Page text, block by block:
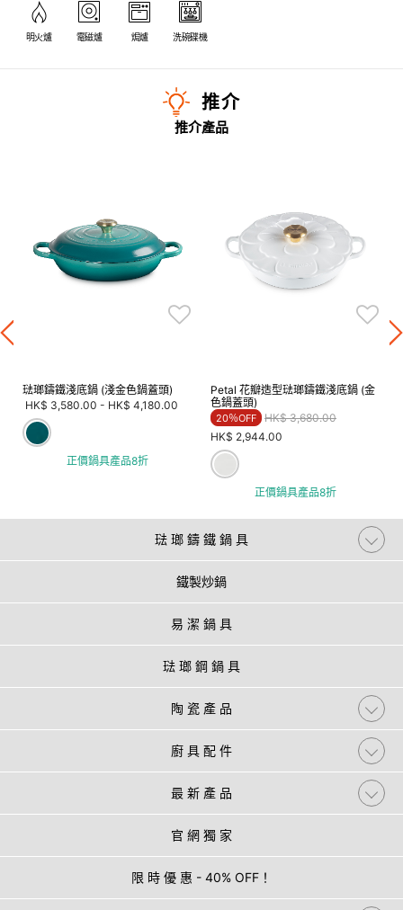
明火爐 電磁爐 焗爐 洗碗碟機
推介
推介產品
琺瑯鑄鐵淺底鍋 (淺金色鍋蓋頭)
HK$ 3,580.00 - HK$ 4,180.00
正價鍋具產品8折
Petal 花瓣造型琺瑯鑄鐵淺底鍋 (金
色鍋蓋頭)
20％OFF Price reduced from
HK$ 3,680.00to
HK$ 2,944.00
正價鍋具產品8折
琺 瑯 鑄 鐵 鍋 具
鐵製炒鍋
易 潔 鍋 具
琺 瑯 鋼 鍋 具
陶 瓷 產 品
廚 具 配 件
最 新 產 品
官 網 獨 家
限 時 優 惠 - 40% OFF！